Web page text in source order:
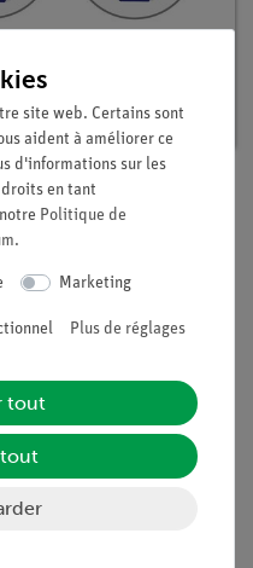
est placé sur un grand
moteur électrique avec
peuvent être
électrique avec un
peuvent être étudiées.
site web. Certains sont
aident à améliorer ce
d'informations sur les
en tant
Politique de
.
Marketing
Plus de réglages
tout